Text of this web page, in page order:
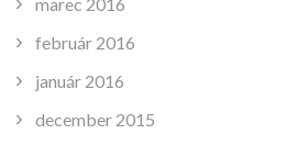
február 2016
január 2016
december 2015